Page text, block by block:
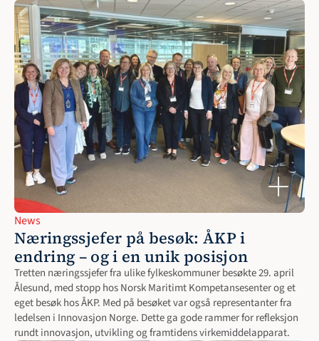
News
Næringssjefer på besøk: ÅKP i
endring – og i en unik posisjon
Tretten næringssjefer fra ulike fylkeskommuner besøkte 29. april
Ålesund, med stopp hos Norsk Maritimt Kompetansesenter og et
eget besøk hos ÅKP. Med på besøket var også representanter fra
ledelsen i Innovasjon Norge. Dette ga gode rammer for refleksjon
rundt innovasjon, utvikling og framtidens virkemiddelapparat.